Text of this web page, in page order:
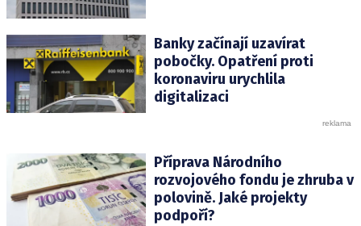
Banky začínají uzavírat
pobočky. Opatření proti
koronaviru urychlila
digitalizaci
Příprava Národního
rozvojového fondu je zhruba v
polovině. Jaké projekty
podpoří?